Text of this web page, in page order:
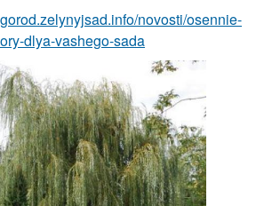
novosti/osennie-
dlya-vashego-sada